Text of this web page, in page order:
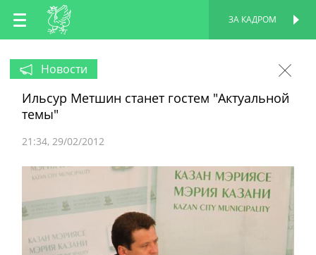
RU
EN
ЗА КАДРОМ
Новости
Ильсур Метшин станет гостем "Актуальной
темы"
21:34 29/02/2012
ПЕРСОНАЛЬНАЯ